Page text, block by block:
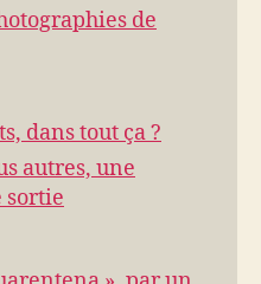
de
dans tout ça ?
autres, une
sortie